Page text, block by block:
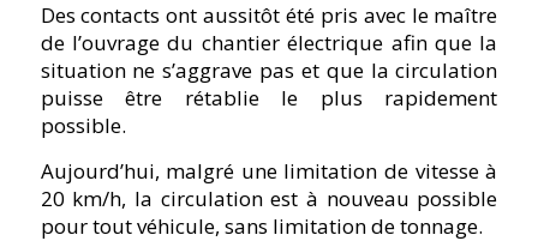
Des contacts ont aussitôt été pris avec le maître
de l’ouvrage du chantier électrique afin que la
situation ne s’aggrave pas et que la circulation
puisse être rétablie le plus rapidement
possible.
Aujourd’hui, malgré une limitation de vitesse à
20 km/h, la circulation est à nouveau possible
pour tout véhicule, sans limitation de tonnage.